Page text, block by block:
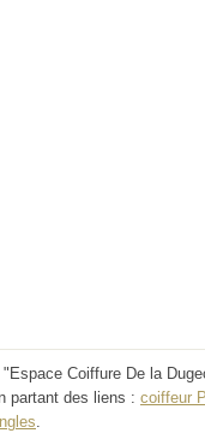
Coiffure De la
partant des liens : coiffeur
.